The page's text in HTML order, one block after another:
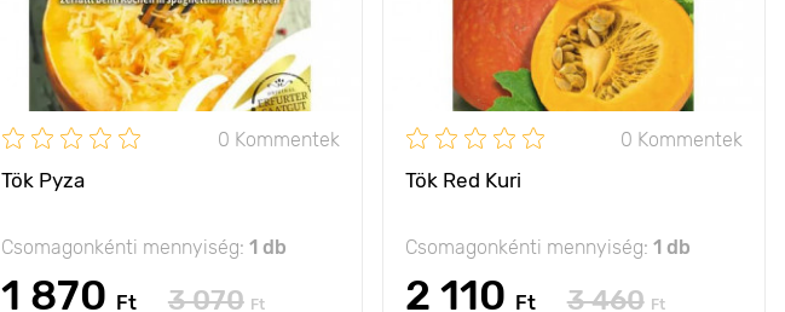
0 Kommentek
Tök Pyza
Csomagonkénti mennyiség: 1 db
1 870 Ft 3 070 Ft
Fényigény napos hely
A termés súlya 1 - 1,5 kg
0 Kommentek
Tök Red Kuri
Csomagonkénti mennyiség: 1 db
2 110 Ft 3 460 Ft
Fényigény
A termés súlya 1 - 2 kg